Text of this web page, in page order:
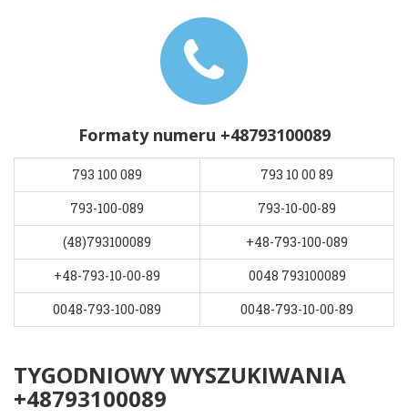
Formaty numeru +48793100089
793 100 089
793 10 00 89
793-100-089
793-10-00-89
(48)793100089
+48-793-100-089
+48-793-10-00-89
0048 793100089
0048-793-100-089
0048-793-10-00-89
TYGODNIOWY WYSZUKIWANIA
+48793100089